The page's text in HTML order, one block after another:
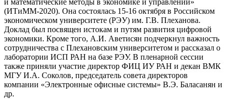
и математические методы в экономике и управлении»
(ИТиММ-2020). Она состоялась 15-16 октября в Российском
экономическом университете (РЭУ) им. Г.В. Плеханова.
Доклад был посвящен истокам и путям развития цифровой
экономики. Кроме того, А.И. Аветисян подчеркнул важность
сотрудничества с Плехановским университетом и рассказал о
лаборатории ИСП РАН на базе РЭУ. В пленарной сессии
также приняли участие директор ФИЦ ИУ РАН и декан ВМК
МГУ И.А. Соколов, председатель совета директоров
компании «Электронные офисные системы» В.Э. Баласанян и
др.